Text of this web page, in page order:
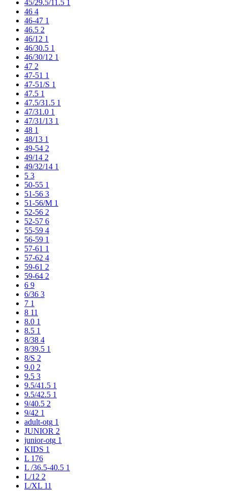
45/29.5/11.5 1
46 4
46-47 1
46.5 2
46/12 1
46/30.5 1
46/30/12 1
47 2
47-51 1
47-51/S 1
47.5 1
47.5/31.5 1
47/31.0 1
47/31/13 1
48 1
48/13 1
49-54 2
49/14 2
49/32/14 1
5 3
50-55 1
51-56 3
51-56/M 1
52-56 2
52-57 6
55-59 4
56-59 1
57-61 1
57-62 4
59-61 2
59-64 2
6 9
6/36 3
7 1
8 11
8.0 1
8.5 1
8/38 4
8/39.5 1
8/S 2
9.0 2
9.5 3
9.5/41.5 1
9.5/42.5 1
9/40.5 2
9/42 1
adult-otg 1
JUNIOR 2
junior-otg 1
KIDS 1
L 176
L /36.5-40.5 1
L/12 2
L/XL 11